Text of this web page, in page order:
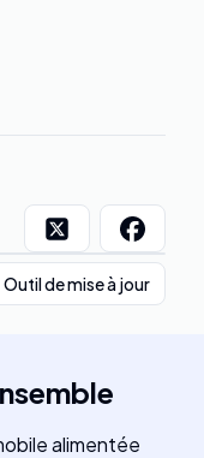
Outil de mise à jour
alimentée